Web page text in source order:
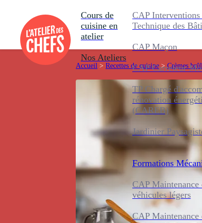
Cours de
cuisine en
atelier
Nos Ateliers
CAP
Technique des
CAP Maçon
CAP Carreleur
TP Chargé
rénovation
(CAREB)
Jardinier
Formations
CAP
véhicules légers
CAP Maintenance
Accueil > Recettes de cuisine > Crèmes